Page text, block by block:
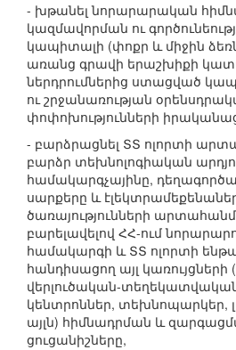
- խթանել նորարարական
կազմավորման ու
կապիտալի (փոքր և միջին
առանց գրավի երաշխիքի
ներդրումներից ստացված
ու շրջանառության
փոփոխությունների
- բարձրացնել ՏՏ ոլորտի
բարձր տեխնոլոգիական
համակարգչայինը,
սարքերը և
ծառայությունների
բարելավելով ՀՀ-ում
համակարգի և ՏՏ ոլորտի
հանդիսացող այլ
վերլուծական-
կենտրոններ, տեխնոպարկեր,
այլն) հիմնադրման և
ցուցանիշները,